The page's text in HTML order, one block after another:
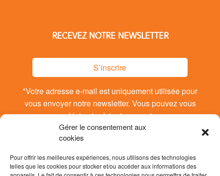
Gérer le consentement aux
cookies
Pour offrir les meilleures expériences, nous utilisons des technologies
telles que les cookies pour stocker et/ou accéder aux informations des
RECEVEZ NOTRE NEWSLETTER
S’inscrire
*Votre adresse e-mail est uniquement utilisée pour
vous envoyer notre newsletter. Vous pouvez vous
désinsrire à tout moment.